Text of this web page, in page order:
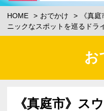
HOME おでかけ
《真
ニックなスポットを巡るドラ
お
《真庭市》ス